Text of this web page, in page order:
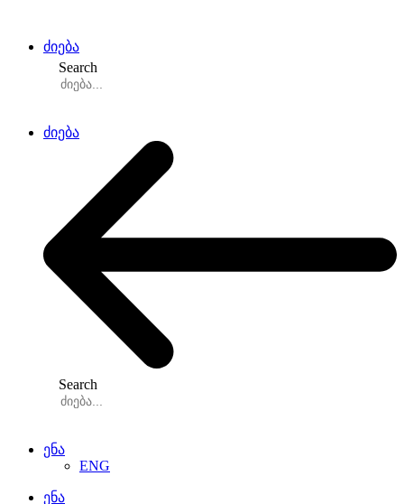
contentძიება
Search
ძიება
Search
ენა
ENG
ენა